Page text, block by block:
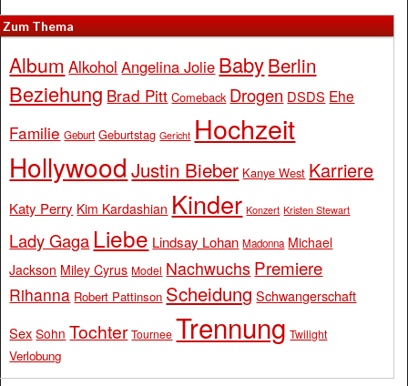
Zum Thema
Album Alkohol Angelina Jolie BabyBerlin
Beziehung Brad Pitt Comeback Drogen DSDS Ehe
Familie Geburt Geburtstag Gericht Hochzeit
Hollywood Justin Bieber Kanye West Karriere
Katy Perry Kim Kardashian Kinder Konzert Kristen Stewart
Lady Gaga Liebe Lindsay Lohan Madonna Michael
Jackson Miley Cyrus Model Nachwuchs Premiere
Rihanna Robert Pattinson Scheidung Schwangerschaft
Sex Sohn Tochter Tournee Trennung Twilight
Verlobung